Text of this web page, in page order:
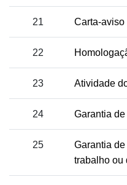
21 Carta-aviso
22
23 Atividade
24 Garantia
25
Garantia
trabalho ou